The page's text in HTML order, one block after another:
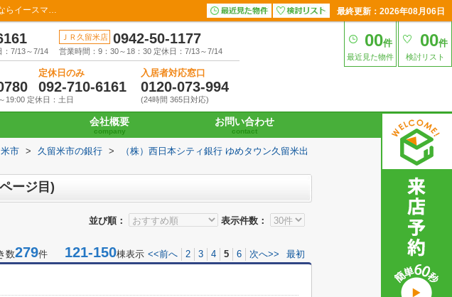
（株）西日本シティ銀行 ゆめタウン久留米出張所周辺の物件一覧｜久留米市周辺の不動産の事ならイースマイル(5ページ目) 最終更新：2026年08月06日
：7/13～7/14
ＪＲ久留米店 0942-50-1177
営業時間：9：30～18：30 定休日：7/13～7/14
定休日のみ
092-710-6161
19:00 定休日：土日
入居者対応窓口
0120-073-994
(24時間 365日対応)
00件
最近見た物件
00件
検討リスト
会社概要
company
お問い合わせ
contact
市 > 久留米市の銀行 >
（株）西日本シティ銀行 ゆめタウン久留米出
ージ目)
並び順： 表示件数：
数279件 121-150棟表示 <<前へ 2 3 4 5 6 次へ>> 最初